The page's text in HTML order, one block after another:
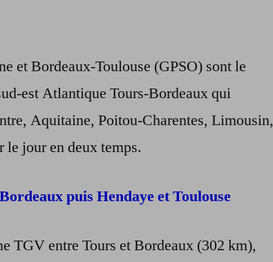
et Bordeaux-Toulouse (GPSO) sont le
est Atlantique Tours-Bordeaux qui
Aquitaine, Poitou-Charentes, Limousin,
jour en deux temps.
puis Hendaye et Toulouse
TGV entre Tours et Bordeaux (302 km),